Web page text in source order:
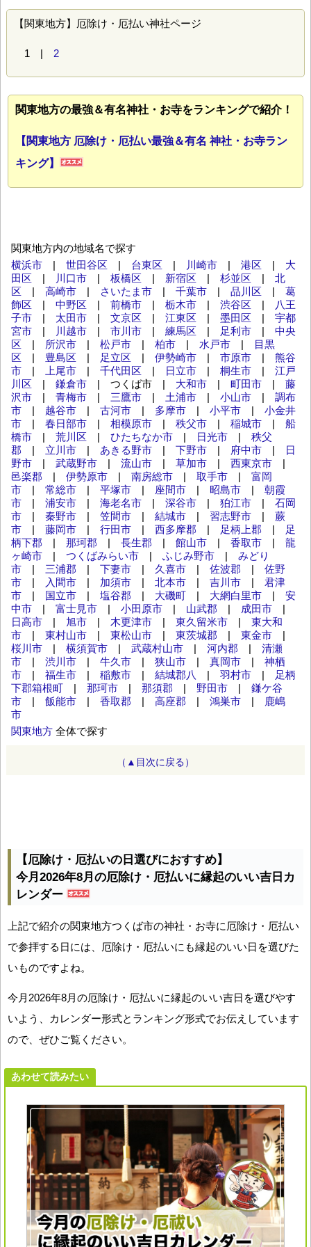
【関東地方】厄除け・厄払い神社ページ
1 | 2
関東地方の最強＆有名神社・お寺をランキングで紹介！
【関東地方 厄除け・厄払い最強＆有名 神社・お寺ラン
キング】
関東地方内の地域名で探す
横浜市 | 世田谷区 | 台東区 | 川崎市 | 港区 | 大
田区 | 川口市 | 板橋区 | 新宿区 | 杉並区 | 北
区 | 高崎市 | さいたま市 | 千葉市 | 品川区 | 葛
飾区 | 中野区 | 前橋市 | 栃木市 | 渋谷区 |
八王
子市 | 太田市 | 文京区 | 江東区 | 墨田区 | 宇都
宮市 | 川越市 | 市川市 | 練馬区 | 足利市 | 中央
区 | 所沢市 | 松戸市 | 柏市 | 水戸市 |
目黒
区 | 豊島区 | 足立区 | 伊勢崎市 | 市原市 | 熊谷
市 | 上尾市 | 千代田区 | 日立市 | 桐生市 | 江戸
川区 | 鎌倉市 | つくば市 | 大和市 | 町田市 | 藤
沢市 | 青梅市 | 三鷹市 | 土浦市 | 小山市 | 調布
市 | 越谷市 | 古河市 | 多摩市 | 小平市 | 小金井
市 | 春日部市 | 相模原市 | 秩父市 | 稲城市 | 船
橋市 | 荒川区 | ひたちなか市 | 日光市 | 秩父
郡 | 立川市 | あきる野市 | 下野市 | 府中市 |
日
野市 | 武蔵野市 | 流山市 | 草加市 | 西東京市 |
邑楽郡 | 伊勢原市 | 南房総市 | 取手市 | 富岡
市 | 常総市 | 平塚市 | 座間市 | 昭島市 | 朝霞
市 | 浦安市 | 海老名市 | 深谷市 | 狛江市 | 石岡
市 | 秦野市 | 笠間市 | 結城市 | 習志野市 | 蕨
市 | 藤岡市 | 行田市 | 西多摩郡 | 足柄上郡 |
足
柄下郡 | 那珂郡 | 長生郡 | 館山市 | 香取市 | 龍
ヶ崎市 | つくばみらい市 | ふじみ野市 | みどり
市 | 三浦郡 | 下妻市 | 久喜市 | 佐波郡 | 佐野
市 | 入間市 | 加須市 | 北本市 | 吉川市 | 君津
市 | 国立市 | 塩谷郡 | 大磯町 | 大網白里市 | 安
中市 | 富士見市 | 小田原市 | 山武郡 | 成田市 |
日高市 | 旭市 | 木更津市 | 東久留米市 | 東大和
市 | 東村山市 | 東松山市 | 東茨城郡 | 東金市 |
桜川市 | 横須賀市 | 武蔵村山市 | 河内郡 | 清瀬
市 | 渋川市 | 牛久市 | 狭山市 | 真岡市 | 神栖
市 | 福生市 | 稲敷市 | 結城郡八 | 羽村市 |
足柄
下郡箱根町 | 那珂市 | 那須郡 | 野田市 | 鎌ケ谷
市 | 飯能市 | 香取郡 | 高座郡 | 鴻巣市 |
鹿嶋
市
関東地方 全体で探す
（▲目次に戻る）
【厄除け・厄払いの日選びにおすすめ】
今月2026年8月の厄除け・厄払いに縁起のいい吉日カ
レンダー
上記で紹介の関東地方つくば市の神社・お寺に厄除け・厄払い
で参拝する日には、厄除け・厄払いにも縁起のいい日を選びた
いものですよね。
今月2026年8月の厄除け・厄払いに縁起のいい吉日を選びやす
いよう、カレンダー形式とランキング形式でお伝えしています
ので、ぜひご覧ください。
あわせて読みたい